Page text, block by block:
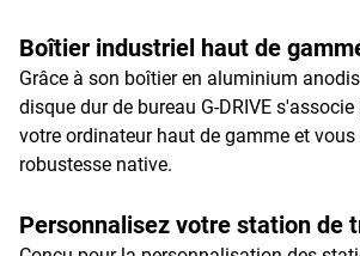
Boîtier industriel haut de
Grâce à son boîtier en aluminium
disque dur de bureau G-DRIVE
votre ordinateur haut de gamme et
robustesse native.
Personnalisez votre station de